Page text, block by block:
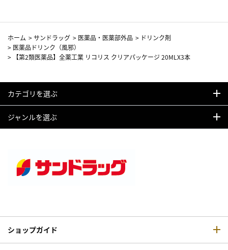
ホーム >サンドラッグ > 医薬品・医薬部外品 > ドリンク剤
> 医薬品ドリンク（風邪）
>
【第2類医薬品】全薬工業 リコリス クリアパッケージ 20MLX3本
カテゴリを選ぶ
ジャンルを選ぶ
ショップガイド